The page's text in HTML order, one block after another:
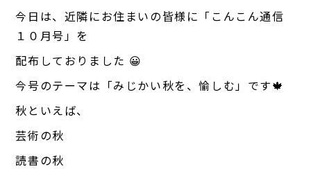
今日は、近隣にお住まいの皆様に「こんこん通信
１０月号」を
配布しておりました 😀
今号のテーマは「みじかい秋を、愉しむ」です🍁
秋といえば、
芸術の秋
読書の秋